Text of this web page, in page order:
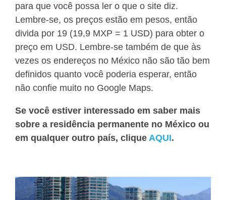
para que você possa ler o que o site diz.
Lembre-se, os preços estão em pesos, então
divida por 19 (19,9 MXP = 1 USD) para obter o
preço em USD. Lembre-se também de que às
vezes os endereços no México não são tão bem
definidos quanto você poderia esperar, então
não confie muito no Google Maps.
Se você estiver interessado em saber mais
sobre a residência permanente no México ou
em qualquer outro país, clique AQUI.